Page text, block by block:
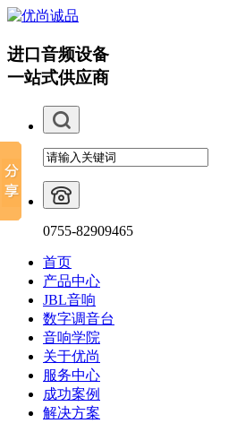
进口音频设备
一站式供应商
0755-82909465
首页
产品中心
JBL音响
数字调音台
音响学院
关于优尚
服务中心
成功案例
解决方案